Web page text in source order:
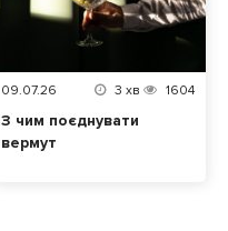
09.07.26 3 хв 1604
З чим поєднувати
вермут